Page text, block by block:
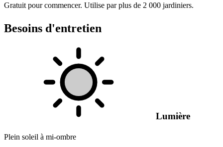
Gratuit pour commencer. Utilise par plus de 2 000 jardiniers.
Besoins d'entretien
Lumière
Plein soleil à mi-ombre